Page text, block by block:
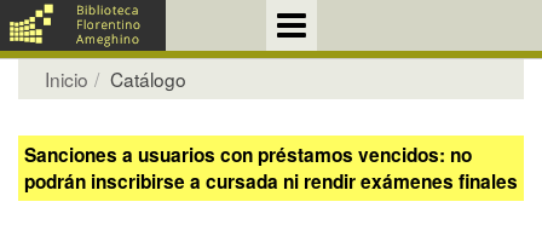
Inicio Catálogo
Sanciones a usuarios con préstamos vencidos: no
podrán inscribirse a cursada ni rendir exámenes finales